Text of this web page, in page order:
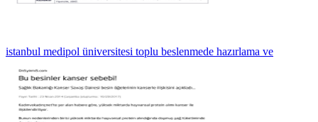
istanbul medipol üniversitesi toplu beslenmede hazırlama ve